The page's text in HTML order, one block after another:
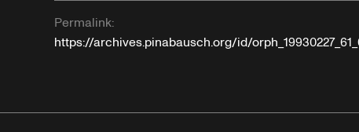
Permalink:
https://archives.pinabausch.org/id/